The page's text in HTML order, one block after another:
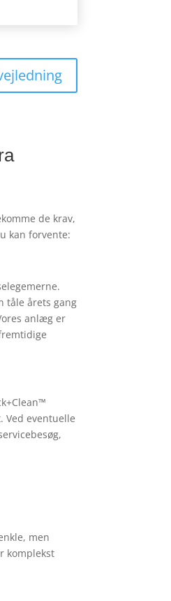
de krav,
kan forvente:
tåle årets gang
anlæg er
eventuelle
men
komplekst